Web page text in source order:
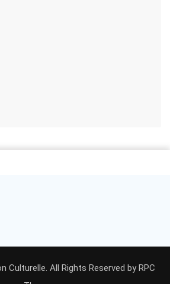
Culturelle. All Rights Reserved by RPC